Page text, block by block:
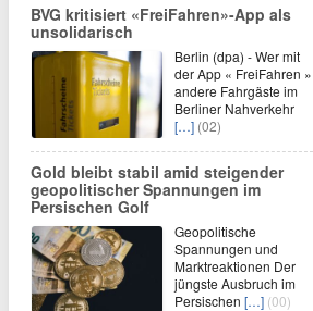
BVG kritisiert «FreiFahren»-App als
unsolidarisch
Berlin (dpa) - Wer mit
der App « FreiFahren »
andere Fahrgäste im
Berliner Nahverkehr
[…] (02)
Gold bleibt stabil amid steigender
geopolitischer Spannungen im
Persischen Golf
Geopolitische
Spannungen und
Marktreaktionen Der
jüngste Ausbruch im
Persischen […] (00)